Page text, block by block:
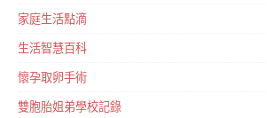
家庭生活點滴
生活智慧百科
懷孕取卵手術
雙胞胎姐弟學校記錄